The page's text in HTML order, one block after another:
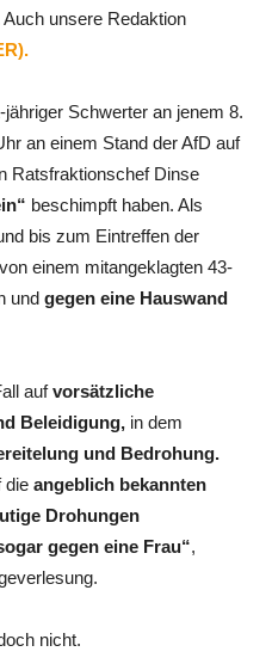
Auch unsere Redaktion
Schwerter an jenem 8.
an einem Stand der AfD auf
Ratsfraktionschef Dinse
beschimpft haben. Als
bis zum Eintreffen der
einem mitangeklagten 43-
und gegen eine Hauswand
aufvorsätzliche
Beleidigung, in dem
und Bedrohung.
die angeblich bekannten
Drohungen
gegen eine Frau“,
nicht.